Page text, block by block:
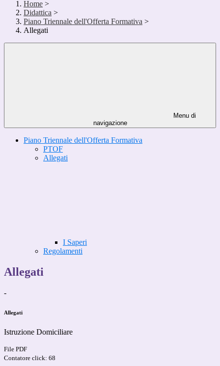
Home >
Didattica >
Piano Triennale dell'Offerta Formativa >
Allegati
Menu di
navigazione
Piano Triennale dell'Offerta Formativa
PTOF
Allegati
I Saperi
Regolamenti
Allegati
-
Allegati
Istruzione Domiciliare
File PDF
Contatore click: 68